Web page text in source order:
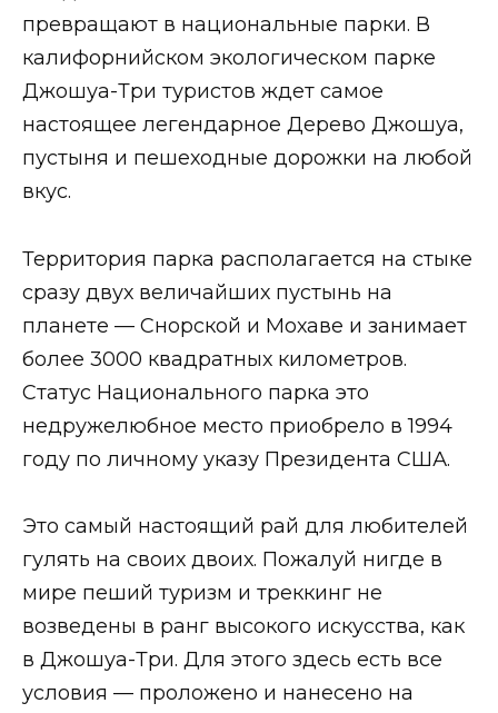
превращают в национальные парки. В
калифорнийском экологическом парке
Джошуа-Три туристов ждет самое
настоящее легендарное Дерево Джошуа,
пустыня и пешеходные дорожки на любой
вкус.
Территория парка располагается на стыке
сразу двух величайших пустынь на
планете — Снорской и Мохаве и занимает
более 3000 квадратных километров.
Статус Национального парка это
недружелюбное место приобрело в 1994
году по личному указу Президента США.
Это самый настоящий рай для любителей
гулять на своих двоих. Пожалуй нигде в
мире пеший туризм и треккинг не
возведены в ранг высокого искусства, как
в Джошуа-Три. Для этого здесь есть все
условия — проложено и нанесено на